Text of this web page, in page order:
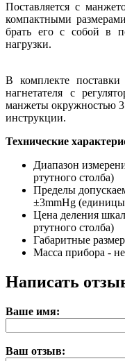
Поставляется с
компактными
брать его с собой в
нагрузки.
В комплекте поставки
нагнетателя с
манжеты окружностью
инструкции.
Технические
Диапазон
ртутного столба)
Пределы
±3mmHg (единицы
Цена деления
ртутного столба)
Габаритные
Масса прибора -
Написать
Ваше имя:
Ваш отзыв: